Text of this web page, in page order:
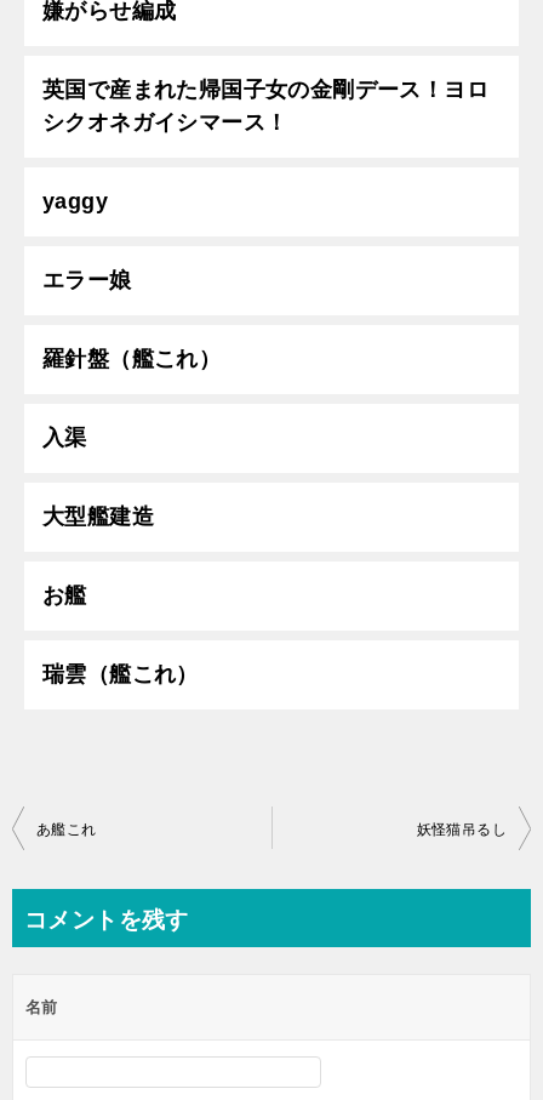
嫌がらせ編成
英国で産まれた帰国子女の金剛デース！ヨロ
シクオネガイシマース！
yaggy
エラー娘
羅針盤（艦これ）
入渠
大型艦建造
お艦
瑞雲（艦これ）
投
ビ
ー
シ
あ艦これ 妖怪猫吊るし
コメントを残す
名前